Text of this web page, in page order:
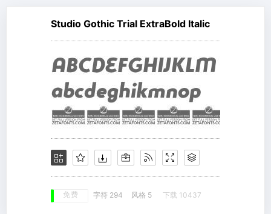
Studio Gothic Trial ExtraBold Italic
免费 字符 294 风格 5 下载 10437